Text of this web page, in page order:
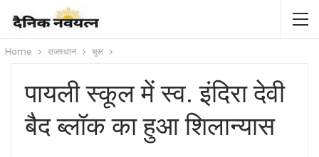
Home राजस्थान चूरू
पायली स्कूल में स्व. इंदिरा देवी
बैद ब्लॉक का हुआ शिलान्यास